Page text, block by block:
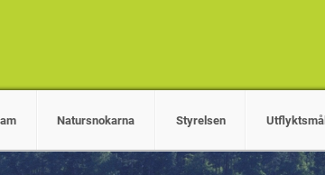
Natursnokarna Styrelsen Utflyktsmål